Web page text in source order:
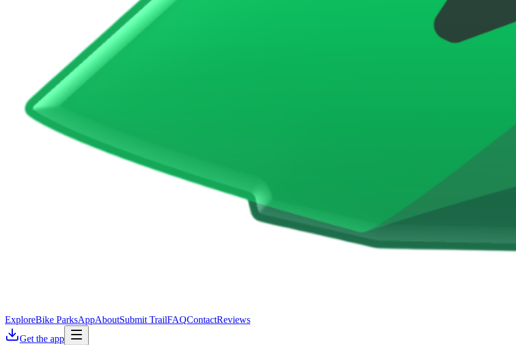
ExploreBike ParksAppAboutSubmit TrailFAQContactReviews
Get the app